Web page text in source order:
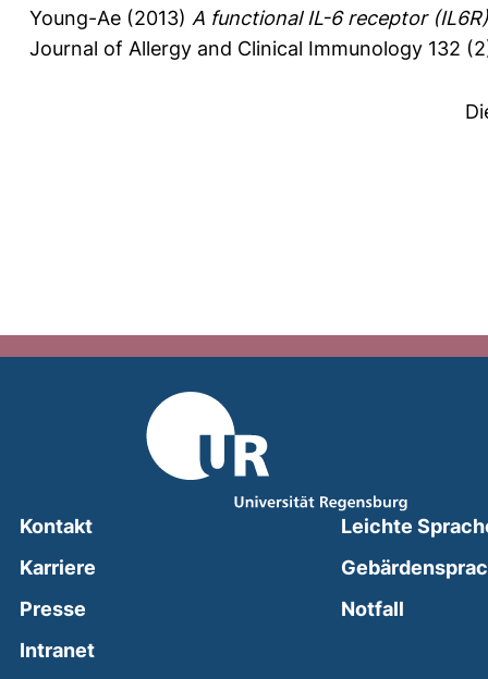
Young-Ae (2013) A functional IL-6 receptor
Journal of Allergy and Clinical Immunology 132
Kontakt
Karriere
Presse
Intranet(external link, opens in a new window)
Leichte
Notfall